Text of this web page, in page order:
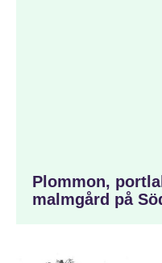
Plommon,
malmgård på